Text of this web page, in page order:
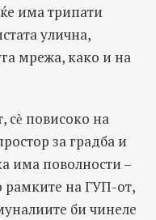
има трипати
улична,
мрежа, како и на
сѐ повисоко на
за градба и
има поволности –
рамките на ГУП-от,
би чинеле